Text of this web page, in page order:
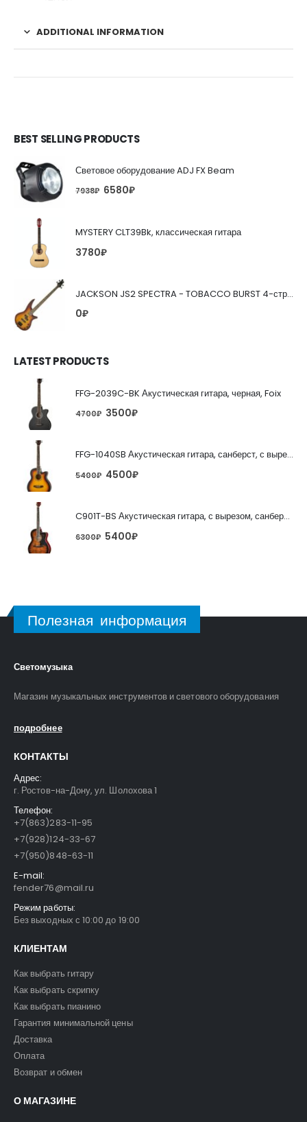
ADDITIONAL INFORMATION
BEST SELLING PRODUCTS
Световое оборудование ADJ FX Beam
7938₽ 6580₽
MYSTERY CLT39Bk, классическая гитара
3780₽
JACKSON JS2 SPECTRA - TOBACCO BURST 4-струнная бас-гитара
0₽
LATEST PRODUCTS
FFG-2039C-BK Акустическая гитара, черная, Foix
4700₽ 3500₽
FFG-1040SB Акустическая гитара, санберст, с вырезом, Foix
5400₽ 4500₽
C901T-BS Акустическая гитара, с вырезом, санберст, Caraya
6300₽ 5400₽
Полезная информация
Светомузыка
Магазин музыкальных инструментов и светового оборудования
подробнее
КОНТАКТЫ
Адрес:
г. Ростов-на-Дону, ул. Шолохова 1
Телефон:
+7(863)283-11-95
+7(928)124-33-67
+7(950)848-63-11
E-mail:
fender76@mail.ru
Режим работы:
Без выходных с 10:00 до 19:00
КЛИЕНТАМ
Как выбрать гитару
Как выбрать скрипку
Как выбрать пианино
Гарантия минимальной цены
Доставка
Оплата
Возврат и обмен
О МАГАЗИНЕ